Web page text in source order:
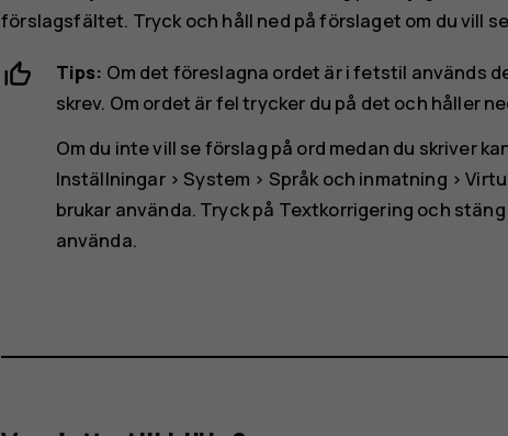
förslagsfältet. Tryck och håll ned på förslaget om du vill
Tips: Om det föreslagna ordet är i fetstil används
skrev. Om ordet är fel trycker du på det och håller
Om du inte vill se förslag på ord medan du skriver
Inställningar> System > Språk och inmatning >
brukar använda. Tryck på Textkorrigering och
använda.